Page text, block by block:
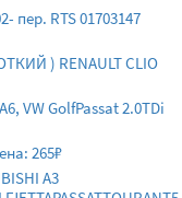
пер. RTS 01703147
) RENAULT CLIO
VW GolfPassat 2.0TDi
265₽
A3